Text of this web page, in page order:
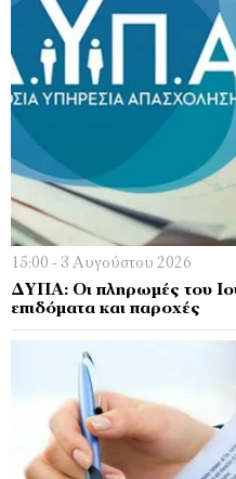
15:00 - 3 Αυγούστου 2026
ΔΥΠΑ: Οι πληρωμές του
επιδόματα και παροχές